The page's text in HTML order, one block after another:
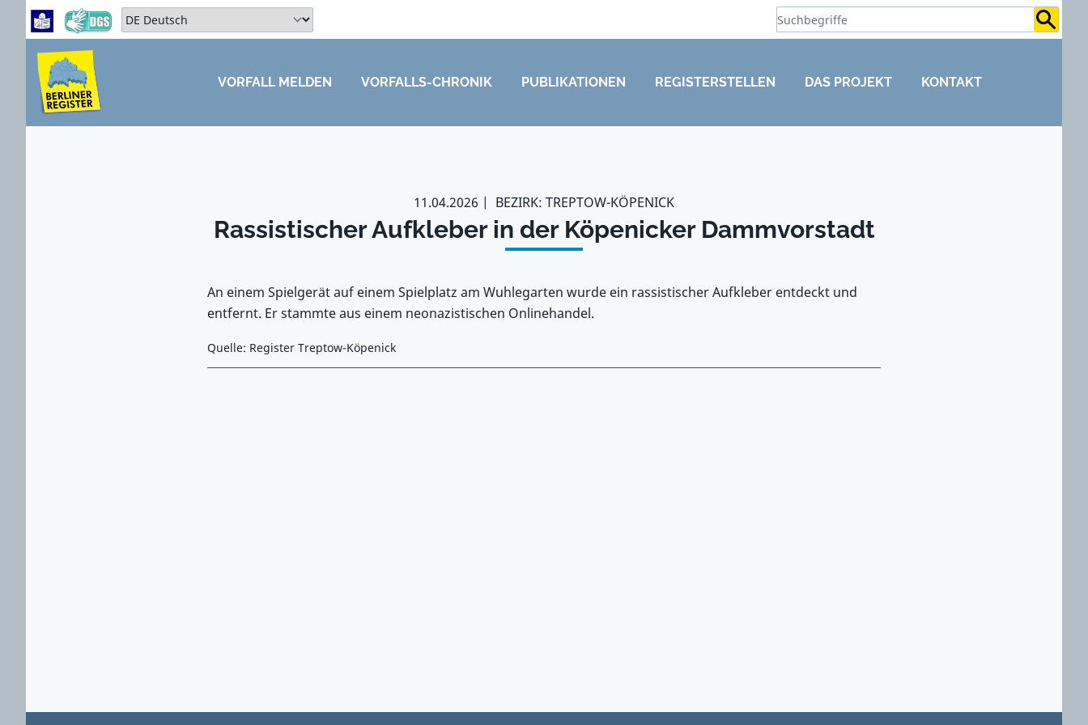
Zum Hauptbereich springen
Zum Hauptmenü springen
Sprache auswählen:
ZUM HAUPTBEREICH SPRINGEN
VORFALL MELDEN VORFALLS-CHRONIK PUBLIKATIONEN REGISTERSTELLEN DAS PROJEKT KONTAKT
11.04.2026 BEZIRK: TREPTOW-KÖPENICK
Rassistischer Aufkleber in der Köpenicker Dammvorstadt
An einem Spielgerät auf einem Spielplatz am Wuhlegarten wurde ein rassistischer Aufkleber entdeckt und
entfernt. Er stammte aus einem neonazistischen Onlinehandel.
Quelle: Register Treptow-Köpenick